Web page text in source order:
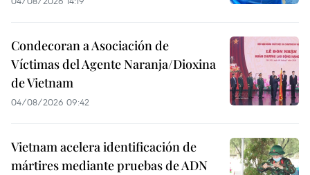
Condecoran a Asociación de
Víctimas del Agente Naranja/Dioxina
de Vietnam
04/08/2026 09:42
Vietnam acelera identificación de
mártires mediante pruebas de ADN